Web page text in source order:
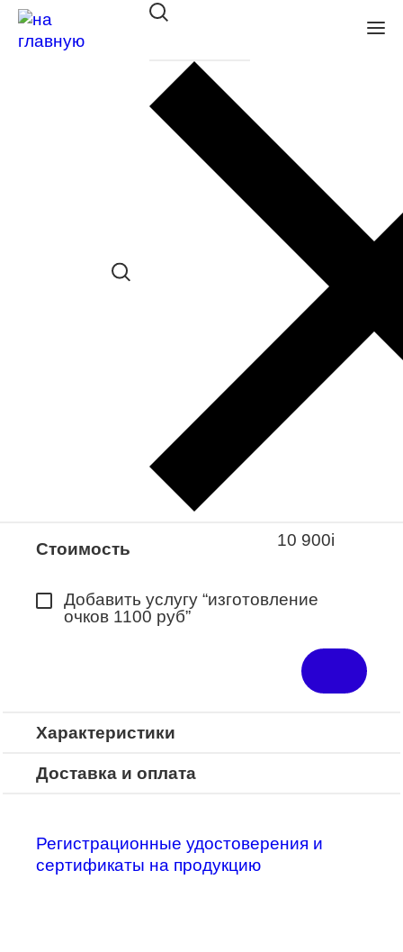
Оправа Bulget мет. 1827M 09B
в наличии (До 5 шт.) *наличие товара в
конкретном салоне необходимо
Закажите понравившуюся модель
в ближайший салон “Оптик-Экспресс”.
*Доступно для Республики
Стоимость 10 900i
Добавить услугу “изготовление
очков 1100 руб”
Сравнить товар
Характеристики
Доставка и оплата
Регистрационные удостоверения и
сертификаты на продукцию